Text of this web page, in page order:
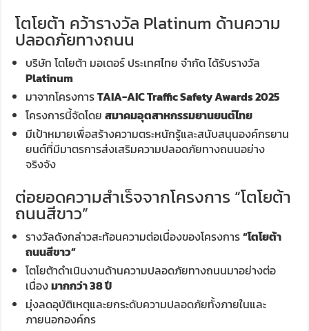
โตโยต้า คว้ารางวัล Platinum ด้านความ
ปลอดภัยทางถนน
บริษัท โตโยต้า มอเตอร์ ประเทศไทย จำกัด ได้รับรางวัล
Platinum
มาจากโครงการTAIA-AIC Traffic Safety Awards 2025
โครงการนี้จัดโดยสมาคมอุตสาหกรรมยานยนต์ไทย
มีเป้าหมายเพื่อสร้างความตระหนักรู้และสนับสนุนองค์กรยาน
ยนต์ที่มีมาตรการส่งเสริมความปลอดภัยทางถนนอย่าง
จริงจัง
ต่อยอดความสำเร็จจากโครงการ “โตโยต้า
ถนนสีขาว”
รางวัลดังกล่าวสะท้อนความต่อเนื่องของโครงการ“โตโยต้า
ถนนสีขาว”
โตโยต้าดำเนินงานด้านความปลอดภัยทางถนนมาอย่างต่อ
เนื่องมากกว่า 38 ปี
มุ่งลดอุบัติเหตุและยกระดับความปลอดภัยทั้งภายในและ
ภายนอกองค์กร